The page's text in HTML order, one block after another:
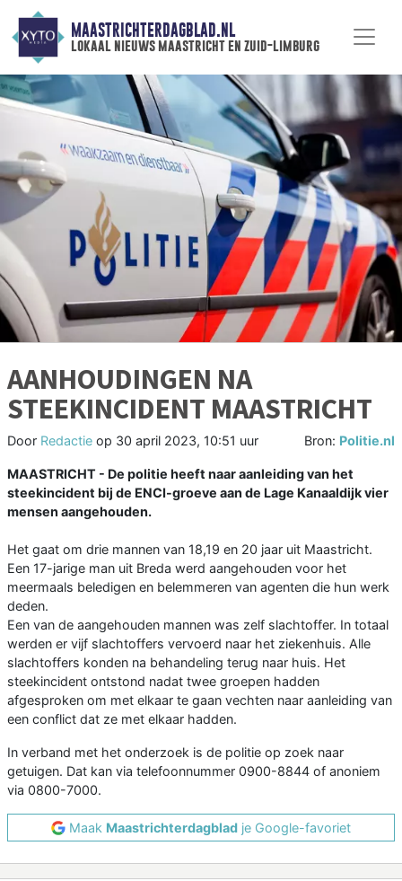
MAASTRICHTERDAGBLAD.NL
lokaal nieuws maastricht en zuid-limburg
AANHOUDINGEN NA
STEEKINCIDENT MAASTRICHT
Door Redactie op 30 april 2023, 10:51 uur Bron: Politie.nl
MAASTRICHT - De politie heeft naar aanleiding van het
steekincident bij de ENCI-groeve aan de Lage Kanaaldijk vier
mensen aangehouden.
Het gaat om drie mannen van 18,19 en 20 jaar uit Maastricht.
Een 17-jarige man uit Breda werd aangehouden voor het
meermaals beledigen en belemmeren van agenten die hun werk
deden.
Een van de aangehouden mannen was zelf slachtoffer. In totaal
werden er vijf slachtoffers vervoerd naar het ziekenhuis. Alle
slachtoffers konden na behandeling terug naar huis. Het
steekincident ontstond nadat twee groepen hadden
afgesproken om met elkaar te gaan vechten naar aanleiding van
een conflict dat ze met elkaar hadden.
In verband met het onderzoek is de politie op zoek naar
getuigen. Dat kan via telefoonnummer 0900-8844 of anoniem
via 0800-7000.
Maak Maastrichterdagblad je Google-favoriet